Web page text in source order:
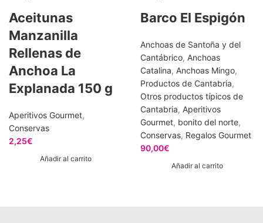
Aceitunas
Manzanilla
Rellenas de
Anchoa La
Explanada 150 g
Aperitivos Gourmet,
Conservas
2,25€
Añadir al carrito
Barco El Espigón
Anchoas de Santoña y del
Cantábrico, Anchoas
Catalina, Anchoas Mingo,
Productos de Cantabria,
Otros productos típicos de
Cantabria, Aperitivos
Gourmet, bonito del norte,
Conservas, Regalos Gourmet
90,00€
Añadir al carrito